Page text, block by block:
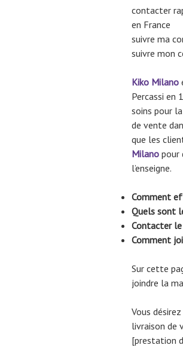
contacter
en France
suivre ma
suivre mon
Kiko Milano
Percassi en
soins pour
de vente
que les
Milano pour
l’enseigne.
Comment
Quels sont
Contacter
Comment
Sur cette
joindre la
Vous
livraison de
[prestation